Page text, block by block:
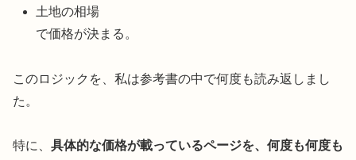
土地の相場
で価格が決まる。
このロジックを、私は参考書の中で何度も読み返しまし
た。
特に、 具体的な価格が載っているページを、何度も何度も